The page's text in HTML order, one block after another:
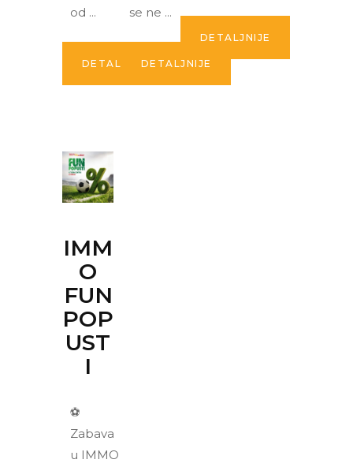
od
DETALJNIJE
se ne
DETALJNIJE
DETALJNIJE
IMM
O
FUN
POP
UST
I
⚽
Zabava
u IMMO